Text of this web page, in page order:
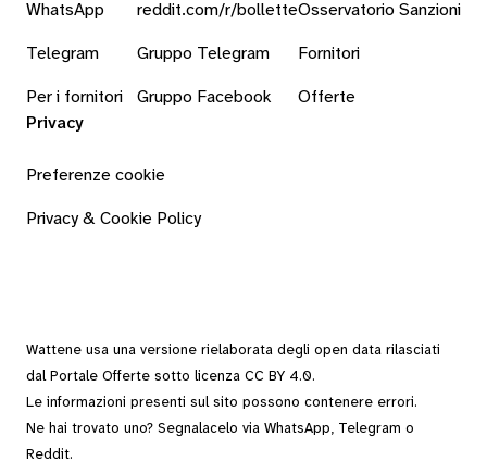
WhatsApp
Telegram
Per i fornitori
reddit.com/r/bollette
Gruppo Telegram
Gruppo Facebook
Osservatorio Sanzioni
Fornitori
Offerte
Privacy
Preferenze cookie
Privacy & Cookie Policy
Wattene usa una versione rielaborata degli open data rilasciati
dal Portale Offerte sotto licenza CC BY 4.0.
Le informazioni presenti sul sito possono contenere errori.
Ne hai trovato uno? Segnalacelo via WhatsApp, Telegram o
Reddit.